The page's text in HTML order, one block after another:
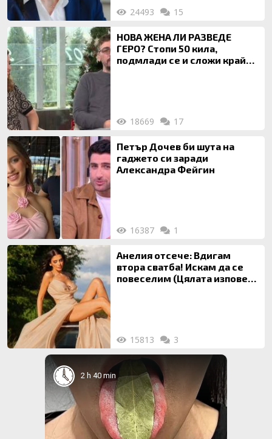
24493 15
НОВА ЖЕНА ЛИ РАЗВЕДЕ
ГЕРО? Стопи 50 кила,
подмлади се и сложи край
18669 17
Петър Дочев би шута на
гаджето си заради
Александра Фейгин
16387 1
Анелия отсече: Вдигам
втора сватба! Искам да се
повеселим (Цялата изповед
15813 3
2 h 40 min